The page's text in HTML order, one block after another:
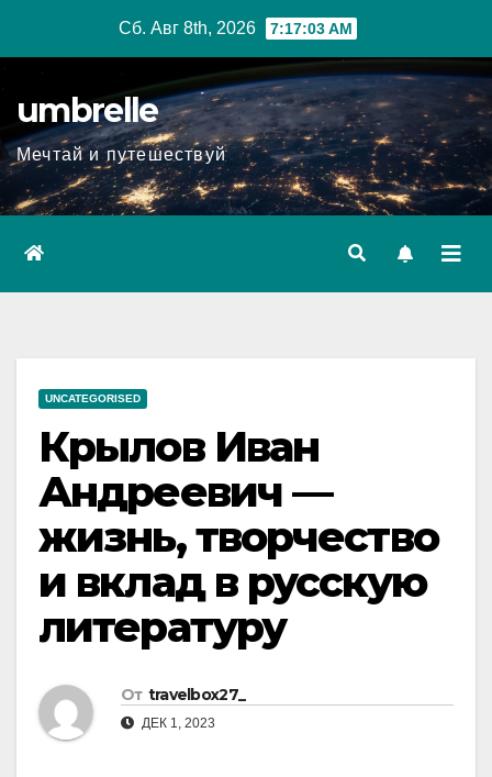
Сб. Авг 8th, 2026 7:17:04 AM
umbrelle
Мечтай и путешествуй
UNCATEGORISED
Крылов Иван
Андреевич —
жизнь, творчество
и вклад в русскую
литературу
От travelbox27_
ДЕК 1, 2023